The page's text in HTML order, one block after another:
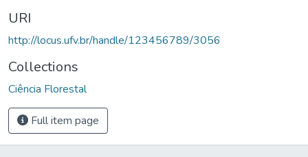
URI
http://locus.ufv.br/handle/123456789/3056
Collections
Ciência Florestal
Full item page